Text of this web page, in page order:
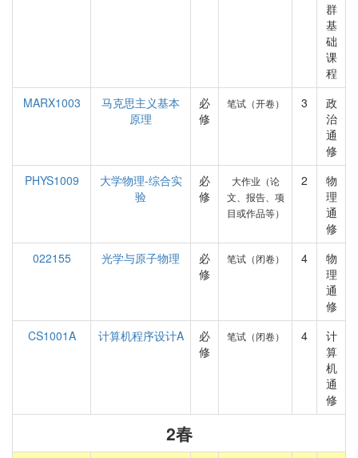
群
基
础
课
程
MARX1003
马克思主义基本
原理
必
修
笔试（开卷） 3
政
治
通
修
PHYS1009
大学物理-综合实
验
必
修
大作业（论
文、报告、项
目或作品等）
2
物
理
通
修
022155
光学与原子物理
必
修
笔试（闭卷） 4
物
理
通
修
CS1001A
计算机程序设计A
必
修
笔试（闭卷） 4
计
算
机
通
修
2春